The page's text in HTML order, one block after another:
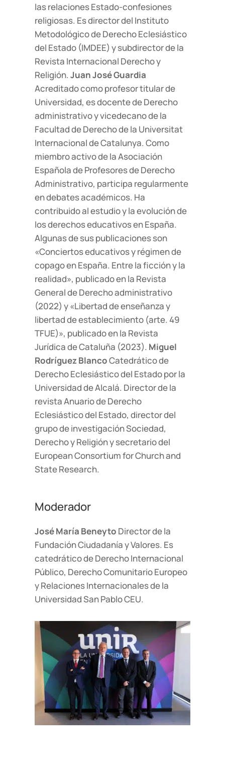
las relaciones Estado-confesiones
religiosas. Es director del Instituto
Metodológico de Derecho Eclesiástico
del Estado (IMDEE) y subdirector de la
Revista Internacional Derecho y
Religión. Juan José Guardia
Acreditado como profesor titular de
Universidad, es docente de Derecho
administrativo y vicedecano de la
Facultad de Derecho de la Universitat
Internacional de Catalunya. Como
miembro activo de la Asociación
Española de Profesores de Derecho
Administrativo, participa regularmente
en debates académicos. Ha
contribuido al estudio y la evolución de
los derechos educativos en España.
Algunas de sus publicaciones son
«Conciertos educativos y régimen de
copago en España. Entre la ficción y la
realidad», publicado en la Revista
General de Derecho administrativo
(2022) y «Libertad de enseñanza y
libertad de establecimiento (arte. 49
TFUE)», publicado en la Revista
Jurídica de Cataluña (2023). Miguel
Rodríguez BlancoCatedrático de
Derecho Eclesiástico del Estado por la
Universidad de Alcalá. Director de la
revista Anuario de Derecho
Eclesiástico del Estado, director del
grupo de investigación Sociedad,
Derecho y Religión y secretario del
European Consortium for Church and
State Research.
Moderador
José María Beneyto Director de la
Fundación Ciudadanía y Valores. Es
catedrático de Derecho Internacional
Público, Derecho Comunitario Europeo
y Relaciones Internacionales de la
Universidad San Pablo CEU.